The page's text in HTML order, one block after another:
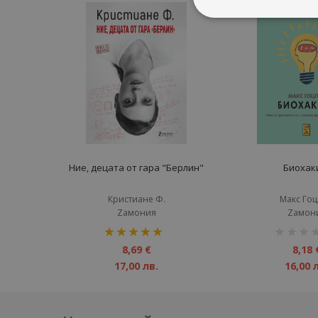
Ние, децата от гара "Берлин"
Кристиане Ф.
Zамония
рейтинг:
100%8,69 €
17,00 лв.
Макс
8,18
16,00